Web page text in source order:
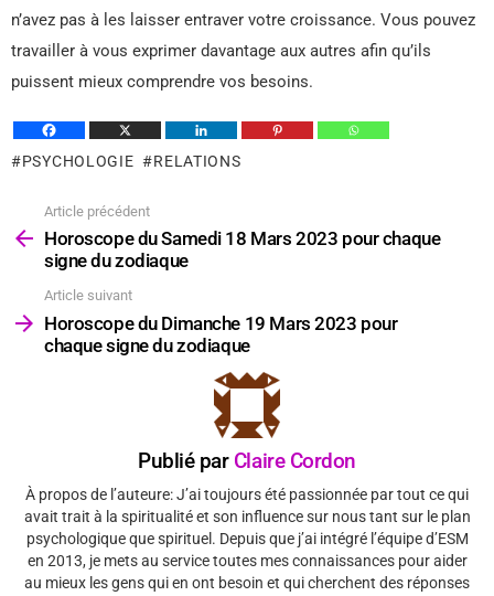
n’avez pas à les laisser entraver votre croissance. Vous pouvez
travailler à vous exprimer davantage aux autres afin qu’ils
puissent mieux comprendre vos besoins.
PSYCHOLOGIE RELATIONS
plus
Article précédent
Horoscope du Samedi 18 Mars 2023 pour chaque
signe du zodiaque
Article suivant
Horoscope du Dimanche 19 Mars 2023 pour
chaque signe du zodiaque
Publié par Claire Cordon
À propos de l’auteure: J’ai toujours été passionnée par tout ce qui
avait trait à la spiritualité et son influence sur nous tant sur le plan
psychologique que spirituel. Depuis que j’ai intégré l’équipe d’ESM
en 2013, je mets au service toutes mes connaissances pour aider
au mieux les gens qui en ont besoin et qui cherchent des réponses